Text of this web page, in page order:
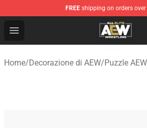
FREE shipping on orders
Open menu
Aew Shop ⚡️ Official Aew
Home/Decorazione di AEW/Puzzle AEW